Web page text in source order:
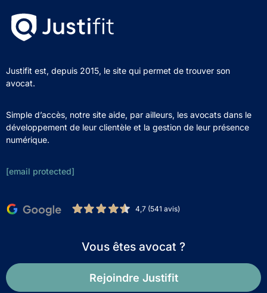
Justifit est, depuis 2015, le site qui permet de trouver son
avocat.
Simple d’accès, notre site aide, par ailleurs, les avocats dans le
développement de leur clientèle et la gestion de leur présence
numérique.
[email protected]
4,7 (541 avis)
Vous êtes avocat ?
Rejoindre Justifit